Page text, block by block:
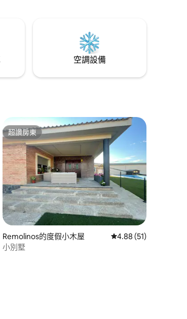
空調設備
超讚房東
超讚房東
Remolinos的度假小木屋 從 51 則評價中獲得
4.88 (51)
小別墅